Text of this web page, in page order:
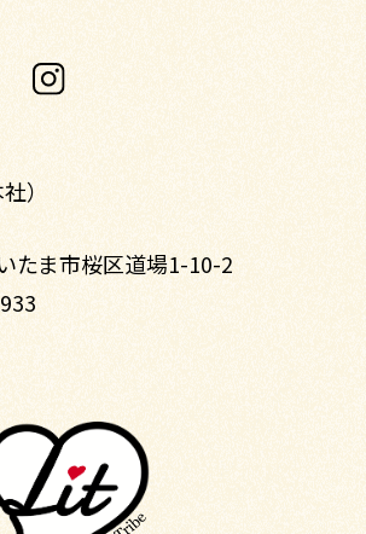
）
たま市桜区道場1-10-2